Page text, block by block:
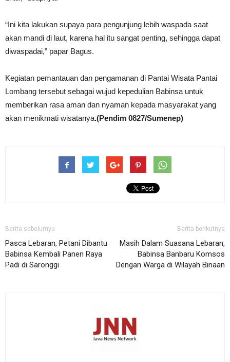
“Ini kita lakukan supaya para pengunjung lebih waspada saat
akan mandi di laut, karena hal itu sangat penting, sehingga dapat
diwaspadai,” papar Bagus.
Kegiatan pemantauan dan pengamanan di Pantai Wisata Pantai
Lombang tersebut sebagai wujud kepedulian Babinsa untuk
memberikan rasa aman dan nyaman kepada masyarakat yang
akan menikmati wisatanya.(Pendim 0827/Sumenep)
Berita sebelumya
Pasca Lebaran, Petani Dibantu
Babinsa Kembali Panen Raya
Padi di Saronggi
Berita berikutnya
Masih Dalam Suasana Lebaran,
Babinsa Banbaru Komsos
Dengan Warga di Wilayah Binaan